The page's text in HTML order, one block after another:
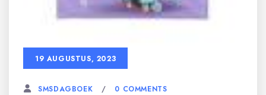
19 AUGUSTUS, 2023
SMSDAGBOEK 0 COMMENTS